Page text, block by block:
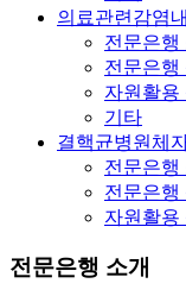
의료관련감염
전문은행
전문은행
자원활용
기타
결핵균병원체
전문은행
전문은행
자원활용
전문은행 소개